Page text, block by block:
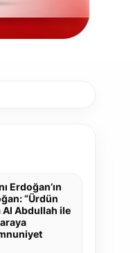
Erdoğan’ın
“Ürdün
Al Abdullah ile